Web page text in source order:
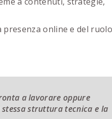
online e del ruolo
a lavorare oppure
struttura tecnica e la